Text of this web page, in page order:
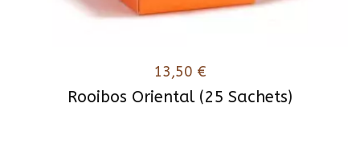
Rooibos Oriental (25 Sachets)
13,50 €